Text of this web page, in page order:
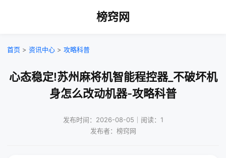
榜窍网
首页 > 资讯中心 > 攻略科普
心态稳定!苏州麻将机智能程控器_不破坏机
身怎么改动机器-攻略科普
发布时间：2026-08-05｜阅读：1
发布者：榜窍网